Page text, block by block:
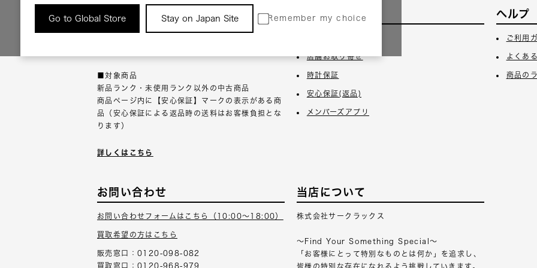
Go to Global Store Stay on Japan Site Remember my choice
返品について
■対象商品
新品ランク・未使用ランク以外の中古商品
商品ページ内に【安心保証】マークの表示がある商
品（安心保証による返品時の送料はお客様負担とな
ります）
詳しくはこちら
サービス
店舗お取り寄せ
時計保証
安心保証(返品)
メンバーズアプリ
ヘルプ
ご利用
よくあ
商品の
お問い合わせ
お問い合わせフォームはこちら（10:00～18:00）
買取希望の方はこちら
販売窓口：0120-098-082
買取窓口：0120-968-979
当店について
株式会社サークラックス
～Find Your Something Special～
「お客様にとって特別なものとは何か」を追求し、
皆様の特別な存在になれるよう挑戦していきます。